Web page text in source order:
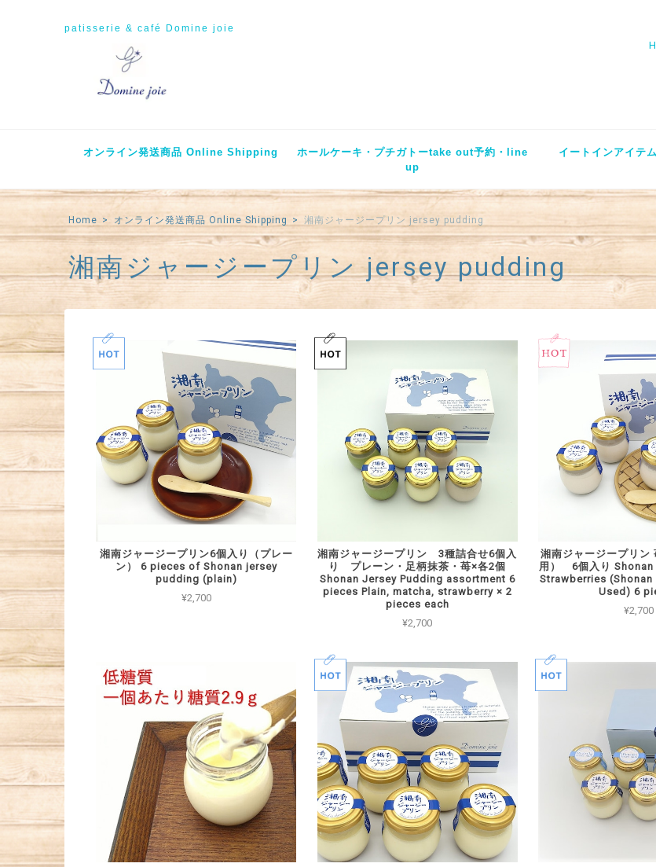
patisserie & café Domine joie
オンライン発送商品 Online Shipping
ホールケーキ・プチガトーtake out予約・line
up
イートインアイテ
Home オンライン発送商品 Online Shipping 湘南ジャージープリン jersey pudding
湘南ジャージープリン jersey pudding
湘南ジャージープリン6個入り（プレー
ン） 6 pieces of Shonan jersey
pudding (plain)
¥2,700
湘南ジャージープリン 3種詰合せ6個入
り プレーン・足柄抹茶・苺×各2個
Shonan Jersey Pudding assortment 6
pieces Plain, matcha, strawberry × 2
pieces each
¥2,700
湘南ジャージープリン
用） 6個入り
Strawberries (Shonan
Used) 6
¥2,700